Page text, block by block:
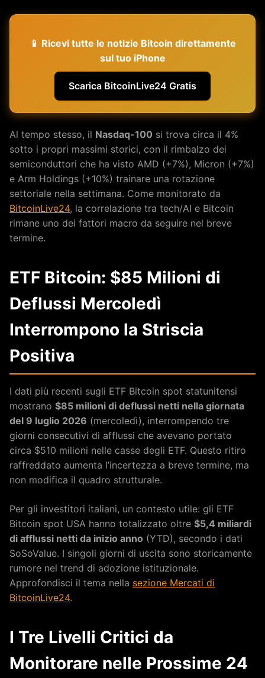
📱 Ricevi tutte le notizie Bitcoin direttamente
sul tuo iPhone
Scarica BitcoinLive24 Gratis
Al tempo stesso, il Nasdaq-100 si trova circa il 4%
sotto i propri massimi storici, con il rimbalzo dei
semiconduttori che ha visto AMD (+7%), Micron (+7%)
e Arm Holdings (+10%) trainare una rotazione
settoriale nella settimana. Come monitorato da
BitcoinLive24, la correlazione tra tech/AI e Bitcoin
rimane uno dei fattori macro da seguire nel breve
termine.
ETF Bitcoin: $85 Milioni di
Deflussi Mercoledì
Interrompono la Striscia
Positiva
I dati più recenti sugli ETF Bitcoin spot statunitensi
mostrano $85 milioni di deflussi netti nella giornata
del 9 luglio 2026 (mercoledì), interrompendo tre
giorni consecutivi di afflussi che avevano portato
circa $510 milioni nelle casse degli ETF. Questo ritiro
raffreddato aumenta l’incertezza a breve termine, ma
non modifica il quadro strutturale.
Per gli investitori italiani, un contesto utile: gli ETF
Bitcoin spot USA hanno totalizzato oltre $5,4 miliardi
di afflussi netti da inizio anno (YTD), secondo i dati
SoSoValue. I singoli giorni di uscita sono storicamente
rumore nel trend di adozione istituzionale.
Approfondisci il tema nella sezione Mercati di
BitcoinLive24.
I Tre Livelli Critici da
Monitorare nelle Prossime 24